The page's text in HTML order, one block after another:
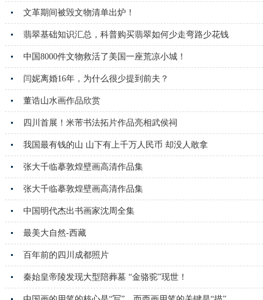
文革期间被毁文物清单出炉！
翡翠基础知识汇总，科普购买翡翠如何少走弯路少花钱
中国8000件文物救活了美国一座荒凉小城！
闫妮离婚16年，为什么很少提到前夫？
董诰山水画作品欣赏
四川首展！米芾书法拓片作品亮相武侯祠
我国最有钱的山 山下有上千万人民币 却没人敢拿
张大千临摹敦煌壁画高清作品集
张大千临摹敦煌壁画高清作品集
中国明代杰出书画家沈周全集
最美大自然-西藏
百年前的四川成都照片
秦始皇帝陵发现大型陪葬墓 “金骆驼”现世！